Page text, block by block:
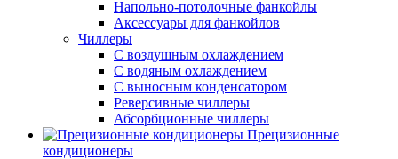
Напольно-потолочные фанкойлы
Аксессуары для фанкойлов
Чиллеры
С воздушным охлаждением
С водяным охлаждением
С выносным конденсатором
Реверсивные чиллеры
Абсорбционные чиллеры
Прецизионные
кондиционеры